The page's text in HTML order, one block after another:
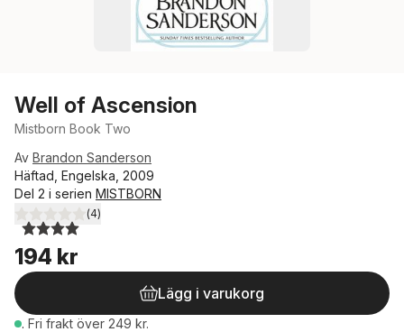
Well of Ascension
Mistborn Book Two
Av Brandon Sanderson
Häftad, Engelska, 2009
Del 2 i serien MISTBORN
4,0utav 5 stjärnor. Totalt antal röster:
(4)
194 kr
Lägg i varukorg
. Fri frakt över 249 kr.